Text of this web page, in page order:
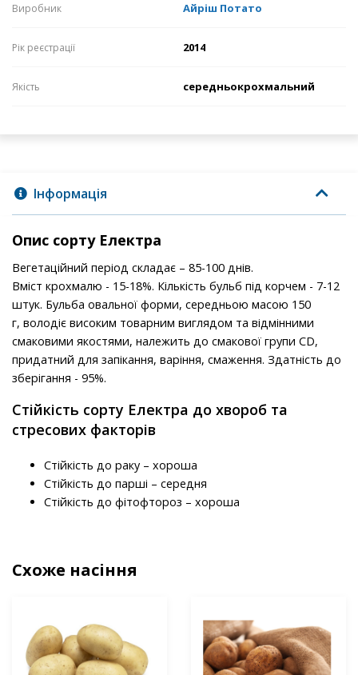
Виробник Айріш Потато
Рік реєстрації 2014
Якість середньокрохмальний
Інформація
Опис сорту Електра
Вегетаційний період складає – 85-100 днів.
Вміст крохмалю - 15-18%. Кількість бульб під корчем - 7-12
штук. Бульба овальної форми, середньою масою 150
г, володіє високим товарним виглядом та відмінними
смаковими якостями, належить до смакової групи СD,
придатний для запікання, варіння, смаження. Здатність до
зберігання - 95%.
Стійкість сорту Електра до хвороб та
стресових факторів
Стійкість до раку – хороша
Стійкість до парші – середня
Стійкість до фітофтороз – хороша
Схоже насіння